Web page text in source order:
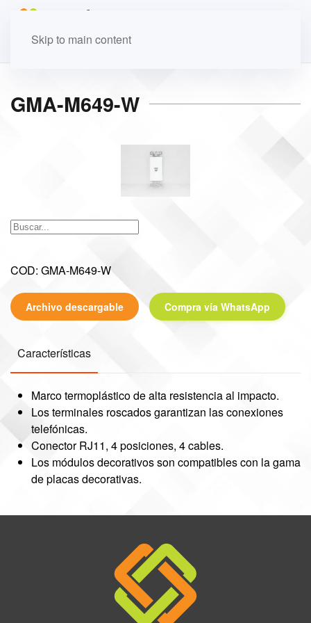
Skip to main content
GMA-M649-W
COD: GMA-M649-W
Archivo descargable Compra vía WhatsApp
Características
Marco termoplástico de alta resistencia al impacto.
Los terminales roscados garantizan las conexiones
telefónicas.
Conector RJ11, 4 posiciones, 4 cables.
Los módulos decorativos son compatibles con la gama
de placas decorativas.